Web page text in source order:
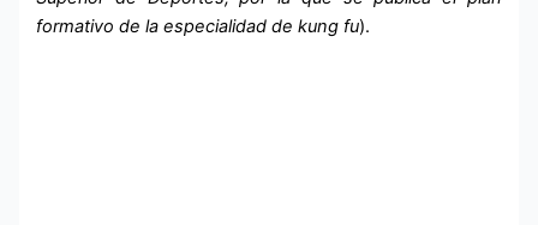
formativo de la especialidad de kung fu).